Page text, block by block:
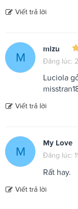
Viết trả lời
M
mizu
Đăng lúc:
Luciola
Viết trả lời
M
My Love
Đăng lúc:
Rất hay.
Viết trả lời